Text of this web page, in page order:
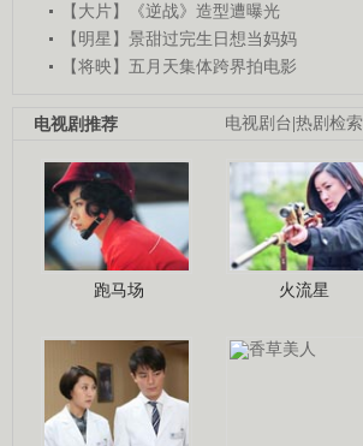
【大片】《逆战》造型遭曝光
【明星】景甜过完生日想当妈妈
【将映】五月天集体跨界拍电影
电视剧台 热剧检索
电视剧推荐
跑马场 火流星